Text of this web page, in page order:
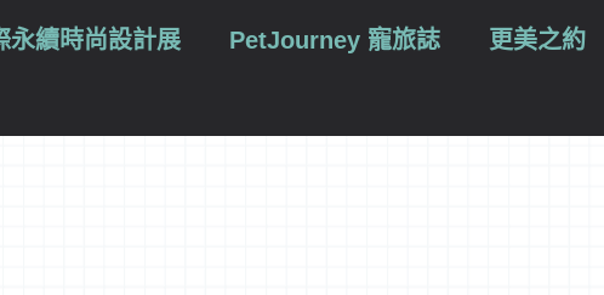
永續時尚設計展 PetJourney 寵旅誌 更美之約